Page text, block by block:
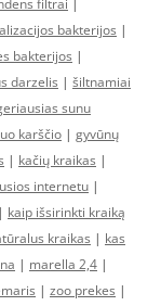
filtrai |
bakterijos |
bakterijos |
darzelis | šiltnamiai
sunu
karščio | gyvūnų
| kačių kraikas |
internetu |
| kaip išsirinkti kraiką
kraikas | kas
| marella 2,4 |
| zoo prekes |